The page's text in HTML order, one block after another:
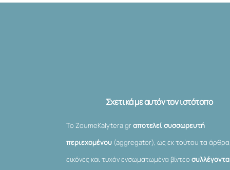
Σχετικά με αυτόν τον ιστότοπο
Το ZoumeKalytera.grαποτελεί συσσωρευτή
περιεχομένου (aggregator), ως εκ τούτου τα άρθρα,
εικόνες και τυχόν ενσωματωμένα βίντεο